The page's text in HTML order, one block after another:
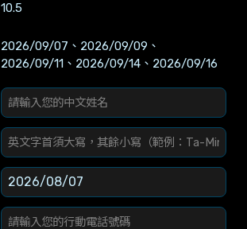
10.5
2026/09/07、2026/09/09、
2026/09/11、2026/09/14、2026/09/16